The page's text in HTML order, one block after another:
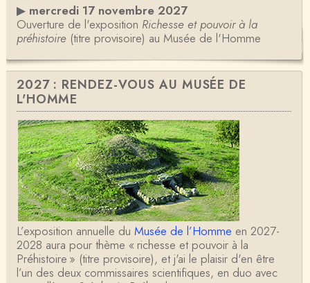
▶ mercredi 17 novembre 2027
Ouverture de l'exposition Richesse et pouvoir à la
préhistoire(titre provisoire) au Musée de l'Homme
2027 : RENDEZ-VOUS AU MUSÉE DE
L'HOMME
L’exposition annuelle du Musée de l’Homme en 2027-
2028 aura pour thème « richesse et pouvoir à la
Préhistoire » (titre provisoire), et j'ai le plaisir d'en être
l’un des deux commissaires scientifiques, en duo avec